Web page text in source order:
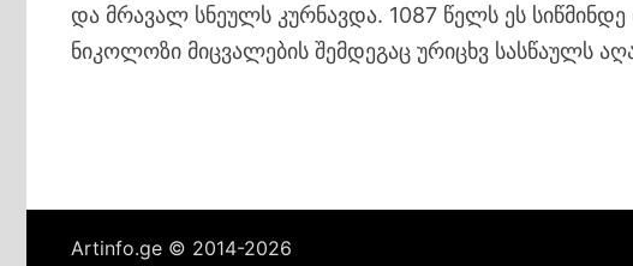
და მრავალ სნეულს კურნავდა. 1087 წელს ეს
ნიკოლოზი მიცვალების შემდეგაც ურიცხვ სასწაულს
Artinfo.ge © 2014-2026